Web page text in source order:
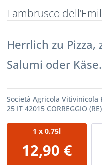
Lambrusco
Herrlich zu Pizza,
Salumi oder Käse.
Società Agricola
25 IT 42015 CORREGGIO
1 x 0.75l
12,90 €